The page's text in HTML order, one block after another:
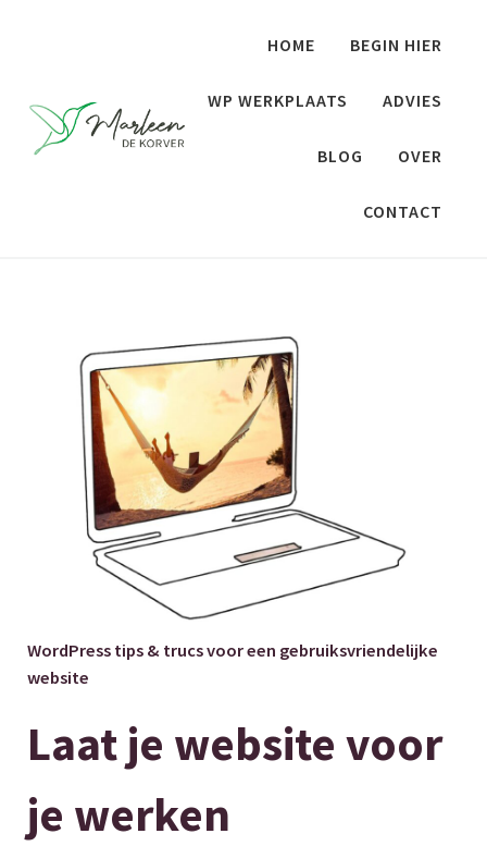
HOME BEGIN HIER
WP WERKPLAATS ADVIES
BLOG OVER
CONTACT
WordPress tips & trucs voor een gebruiksvriendelijke
website
Laat je website voor
je werken